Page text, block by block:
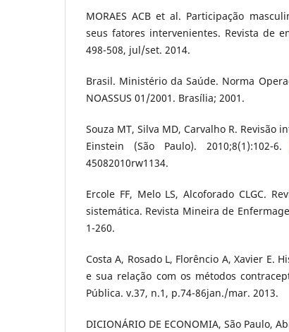
MORAES ACB et al. Participação
seus fatores intervenientes. Revista de
498-508, jul/set. 2014.
Brasil. Ministério da Saúde. Norma
NOASSUS 01/2001. Brasília; 2001.
Souza MT, Silva MD, Carvalho R. Revisão
Einstein (São Paulo). 2010;8(1):102-6.
45082010rw1134.
Ercole FF, Melo LS, Alcoforado CLGC.
sistemática. Revista Mineira de
1-260.
Costa A, Rosado L, Florêncio A, Xavier E.
e sua relação com os métodos
Pública. v.37, n.1, p.74-86jan./mar. 2013.
DICIONÁRIO DE ECONOMIA, São Paulo,